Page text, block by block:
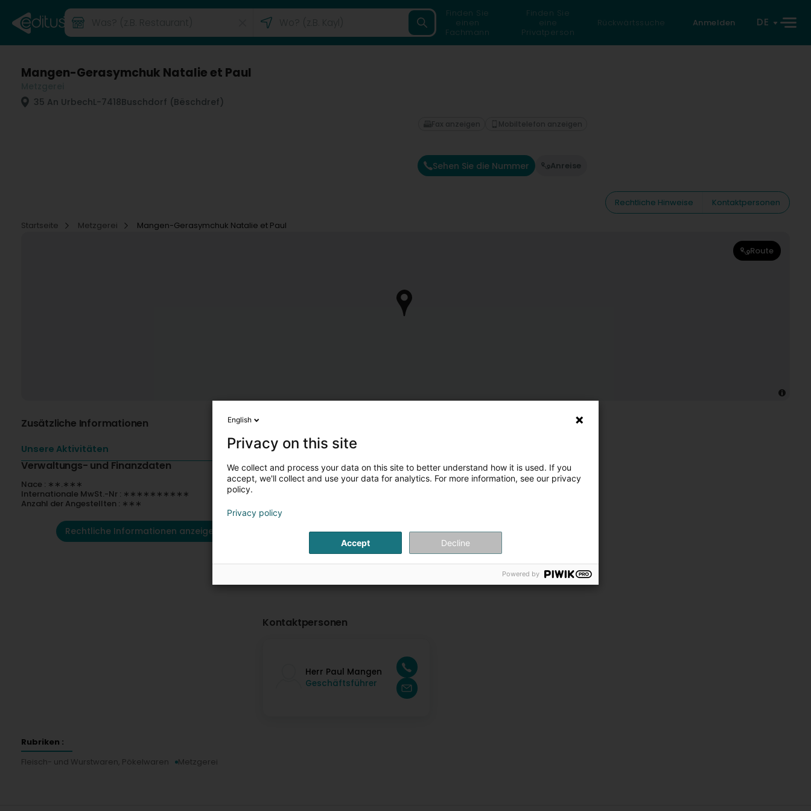
Finden Sie
einen
Fachmann
Finden Sie
eine
Privatperson
Rückwärtssuche Anmelden DE
Mangen-Gerasymchuk Natalie et Paul
35 An UrbechL-7418Buschdorf (Bëschdref)
Sehen Sie die Nummer Anreise
Fax anzeigen Mobiltelefon anzeigen
Rechtliche Hinweise
Kontaktpersonen
Startseite
Metzgerei Mangen-Gerasymchuk Natalie et Paul
Route
Zusätzliche Informationen
Unsere Aktivitäten
Verwaltungs- und Finanzdaten
Nace : ∗∗.∗∗∗
Internationale MwSt.-Nr : ∗∗∗∗∗∗∗∗∗∗
Anzahl der Angestellten : ∗∗∗
Rechtliche Informationen anzeigen
Kontaktpersonen
Herr Paul Mangen
Geschäftsführer
Rubriken :
Fleisch- und Wurstwaren, Pökelwaren
Metzgerei
English
Privacy on this site
We collect and process your data on this site to better understand how it is used. If you
accept, we'll collect and use your data for analytics. For more information, see our privacy
policy.
Privacy policy
Accept Decline
Powered by